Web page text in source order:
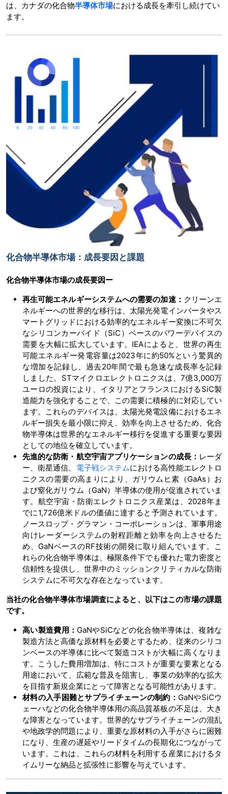
は、カナダの化合物半導体市場における成長を牽引し続けてい
ます。
化合物半導体市場：成長要因と課題
化合物半導体市場の成長要因ー
再生可能エネルギーシステムへの需要の加速： クリーンエ
ネルギーへの世界的な移行は、太陽光発電インバータやス
マートグリッドにおける効率的なエネルギー変換に不可欠
なシリコンカーバイド（SiC）ベースのパワーデバイスの
需要を大幅に拡大しています。IEAによると、世界の再生
可能エネルギー発電容量は2023年に約50%という驚異的
な増加を記録し、過去20年間で最も急速な成長率を記録
しました。STマイクロエレクトロニクスは、7億3,000万
ユーロの投資により、イタリアとフランスにおけるSiC製
造能力を強化することで、この需要に積極的に対応してい
ます。これらのデバイスは、太陽光発電設備におけるエネ
ルギー損失を最小限に抑え、効率を向上させるため、化合
物半導体は世界的なエネルギー移行を促進する重要な要因
としての地位を確立しています。
先進的な防衛・航空宇宙アプリケーションの成長： レーダ
ー、衛星通信、 電子戦システムにおける高性能エレクトロ
ニクスの需要の高まりにより、ガリウムヒ素（GaAs）お
よび窒化ガリウム（GaN）半導体の使用が促進されていま
す。航空宇宙・防衛エレクトロニクス産業は、2028年ま
でに1,726億米ドルの価値に達すると予測されています。
ノースロップ・グラマン・コーポレーションは、軍事用途
向けレーダーシステムの射程距離と効率を向上させるた
め、GaNベースのRF技術の開発に取り組んでいます。こ
れらの化合物半導体は、極限条件下でも優れた電力密度と
信頼性を提供し、世界中のミッションクリティカルな防衛
システムに不可欠な存在となっています。
当社の化合物半導体市場調査によると、以下はこの市場の課題
です。
高い製造費用： GaNやSiCなどの化合物半導体は、複雑な
製造方法と高価な原材料を必要とするため、従来のシリコ
ンベースの半導体に比べて製造コストが大幅に高くなりま
す。こうした費用増加は、特にコストが重要な要素となる
用途において、広範な普及を阻害し、事業の効率的な拡大
を目指す新規企業にとって障害となる可能性があります。
材料の入手困難とサプライチェーンの制約： GaNやSiCウ
ェーハなどの化合物半導体用の高品質基板の不足は、大き
な障害となっています。世界的なサプライチェーンの混乱
や地政学的問題により、重要な原材料の入手がさらに困難
になり、生産の遅延やリードタイムの長期化につながって
います。これは、これらの材料を利用する産業におけるタ
イムリーな納品と拡張性に影響を与えています。